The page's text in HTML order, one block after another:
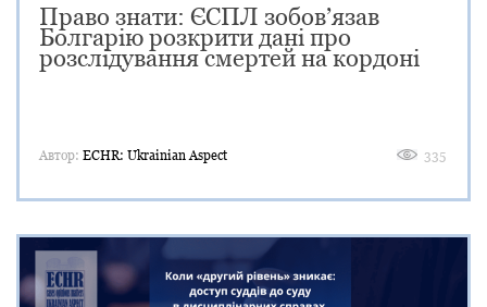
Право знати: ЄСПЛ зобов’язав
Болгарію розкрити дані про
розслідування смертей на кордоні
Автор: ECHR: Ukrainian Aspect 335